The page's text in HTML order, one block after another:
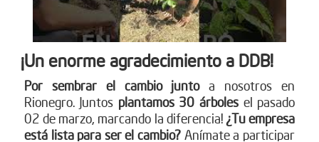
¡Un enorme agradecimiento a DDB!
Por sembrar el cambio juntoa nosotros en
Rionegro. Juntos plantamos 30 árboles el pasado
02 de marzo, marcando la diferencia!¿Tu empresa
está lista para ser el cambio? Anímate a participar